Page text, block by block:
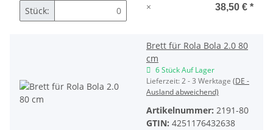
Stück: × 38,50 € *
Brett für Rola Bola 2.0 80
cm
6 Stück Auf Lager
Lieferzeit:2 - 3 Werktage (DE -
Ausland abweichend)
Artikelnummer: 2191-80
GTIN: 4251176432638